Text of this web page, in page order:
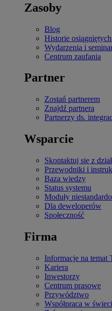
Zasoby
Blog
Historie
Wydarzenia i
Centrum zaufania
Partner
Zostań partnerem
Znajdź partnera
Partnerzy ds.
Wsparcie
Skontaktuj się z
Przewodniki i
Baza wiedzy
Status systemu
Moduły
Dla deweloperów
Społeczność
Firma
Informacje na temat
Kariera
Inwestorzy
Centrum prasowe
Przywództwo
Współpraca w